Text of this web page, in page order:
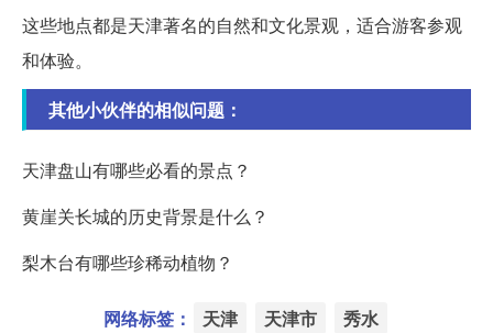
这些地点都是天津著名的自然和文化景观，适合游客参观
和体验。
其他小伙伴的相似问题：
天津盘山有哪些必看的景点？
黄崖关长城的历史背景是什么？
梨木台有哪些珍稀动植物？
网络标签： 天津 天津市 秀水